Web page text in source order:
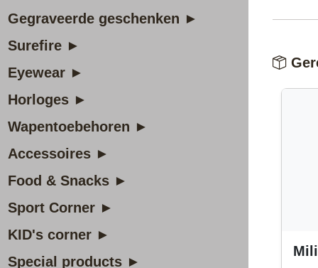
Gegraveerde geschenken ►
Surefire ►
Eyewear ►
Horloges ►
Wapentoebehoren ►
Accessoires ►
Food & Snacks ►
Sport Corner ►
KID's corner ►
Special products ►